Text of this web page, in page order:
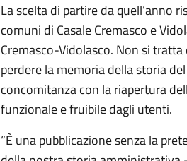
La scelta di partire da quell’anno
comuni di Casale Cremasco e
Cremasco-Vidolasco. Non si
perdere la memoria della storia
concomitanza con la riapertura
funzionale e fruibile dagli utenti.
“È una pubblicazione senza la